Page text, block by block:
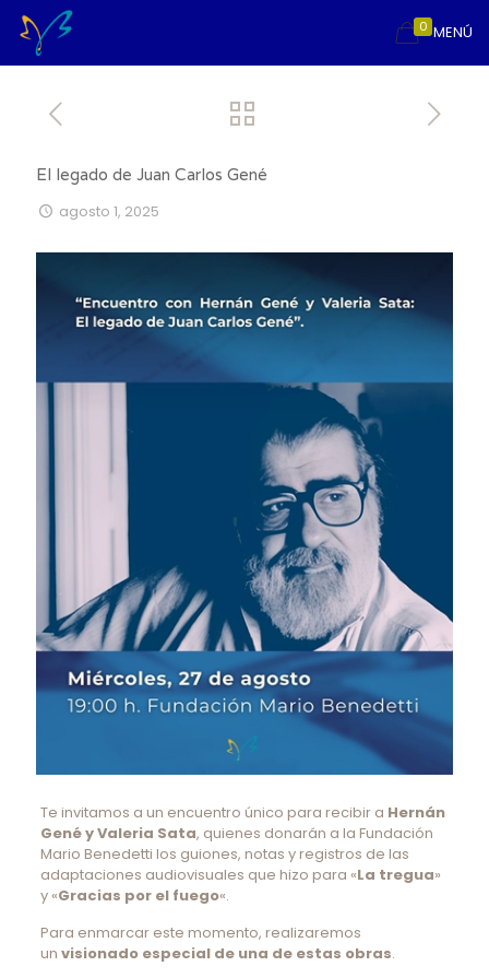
MENÚ
0
El legado de Juan Carlos Gené
agosto 1, 2025
Te invitamos a un encuentro único para recibir a Hernán
Gené y Valeria Sata, quienes donarán a la Fundación
Mario Benedetti los guiones, notas y registros de las
adaptaciones audiovisuales que hizo para «La tregua»
y «Gracias por el fuego«.
Para enmarcar este momento, realizaremos
un visionado especial de una de estas obras.